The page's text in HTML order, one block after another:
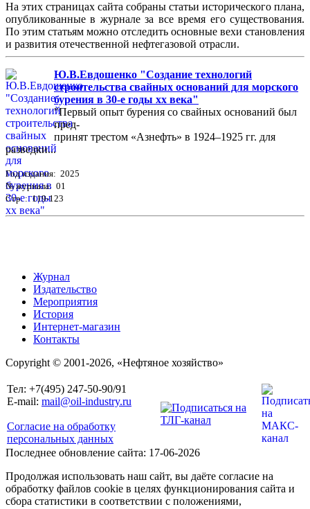
На этих страницах сайта собраны статьи исторического плана,
опубликованные в журнале за все время его существования.
По этим статьям можно отследить основные вехи становления
и развития отечественной нефтегазовой отрасли.
Ю.В.Евдошенко "Создание технологий
строительства свайных оснований для морского
бурения в 30-е годы хх века"
"Первый опыт бурения со свайных оснований был
пред-
принят трестом «Азнефть» в 1924–1925 гг. для
разведки...
Год издания: 2025
№ журнала: 01
Стр. : 119-123
Журнал
Издательство
Мероприятия
История
Интернет-магазин
Контакты
Copyright © 2001-2026, «Нефтяное хозяйство»
Тел: +7(495) 247-50-90/91
E-mail: mail@oil-industry.ru
Согласие на обработку
персональных данных
Последнее обновление сайта: 17-06-2026
Продолжая использовать наш сайт, вы даёте согласие на
обработку файлов cookie в целях функционирования сайта и
сбора статистики в соответствии с положениями,